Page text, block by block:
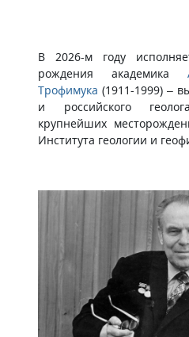
В 2026-м году
рождения академика
Трофимука (1911-1999) –
и российского
крупнейших
Института геологии и